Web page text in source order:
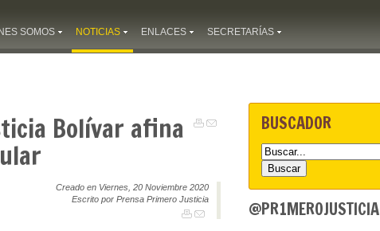
SOMOS NOTICIAS ENLACES SECRETARÍAS
Bolívar afina
Creado en Viernes, 20 Noviembre 2020
Escrito por Prensa Primero Justicia
BUSCADOR
@PR1MEROJUSTICIA